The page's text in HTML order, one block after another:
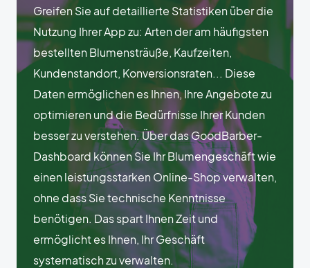
Greifen Sie auf detaillierte Statistiken über die
Nutzung Ihrer App zu: Arten der am häufigsten
bestellten Blumensträuße, Kaufzeiten,
Kundenstandort, Konversionsraten... Diese
Daten ermöglichen es Ihnen, Ihre Angebote zu
optimieren und die Bedürfnisse Ihrer Kunden
besser zu verstehen. Über das GoodBarber-
Dashboard können Sie Ihr Blumengeschäft wie
einen leistungsstarken Online-Shop verwalten,
ohne dass Sie technische Kenntnisse
benötigen. Das spart Ihnen Zeit und
ermöglicht es Ihnen, Ihr Geschäft
systematisch zu verwalten.